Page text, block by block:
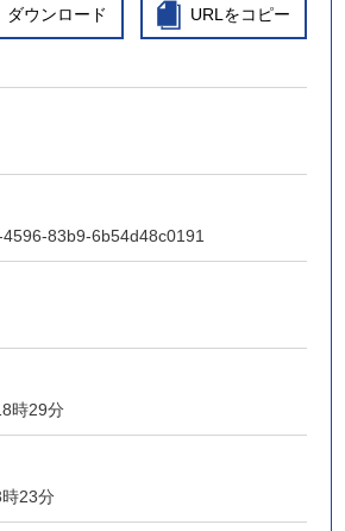
ダウンロード URLをコピー
83b9-6b54d48c0191
時29分
23分